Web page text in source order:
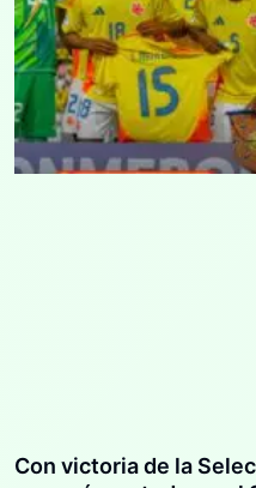
Con victoria de la